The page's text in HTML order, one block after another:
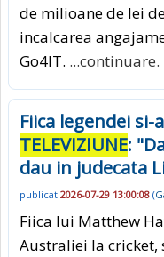
de milioane de lei
incalcarea
Go4IT. ...continuare.
Fiica legendei
TELEVIZIUNE:
dau in judecata
publicat 2026-07-29 13:00:08 (
Fiica lui Matthew
Australiei la